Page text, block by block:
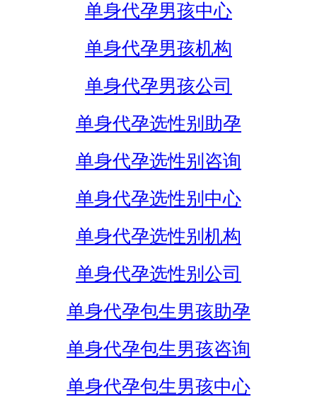
单身代孕男孩中心
单身代孕男孩机构
单身代孕男孩公司
单身代孕选性别助孕
单身代孕选性别咨询
单身代孕选性别中心
单身代孕选性别机构
单身代孕选性别公司
单身代孕包生男孩助孕
单身代孕包生男孩咨询
单身代孕包生男孩中心